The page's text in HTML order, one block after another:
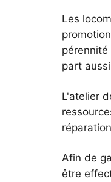
Les
part
L'atelier
Afin de
être